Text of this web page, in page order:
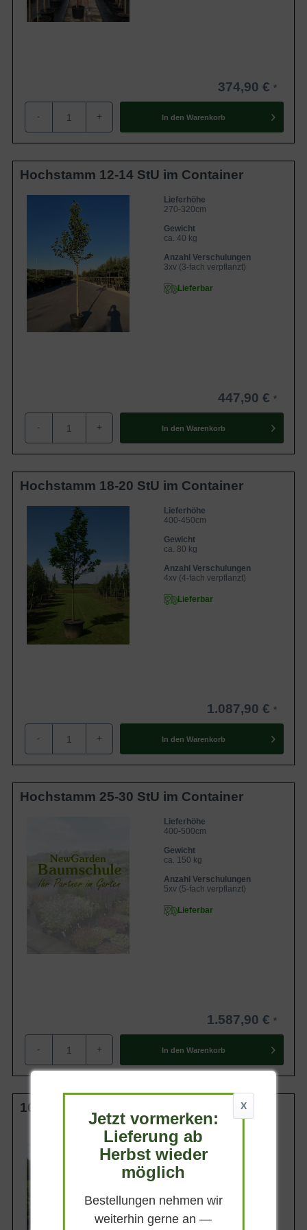
374,90 €
- + In den Warenkorb
Hochstamm 12-14 StU im Container
Lieferhöhe
270-320cm
Gewicht
ca. 40 kg
Anzahl Verschulungen
3xv (3-fach verpflanzt)
Lieferbar
447,90 €
- + In den Warenkorb
Hochstamm 18-20 StU im Container
Lieferhöhe
400-450cm
Gewicht
ca. 80 kg
Anzahl Verschulungen
4xv (4-fach verpflanzt)
Lieferbar
1.087,90 €
- + In den Warenkorb
Hochstamm 25-30 StU im Container
Lieferhöhe
400-500cm
Gewicht
ca. 150 kg
Anzahl Verschulungen
5xv (5-fach verpflanzt)
Lieferbar
1.587,90 €
- + In den Warenkorb
100 cm Stamm C20
Kronengröße
30-40 cm
Belaubung
Sommergrün
Dunkelgrün
Standort
X
Jetzt vormerken:
Lieferung ab
Herbst wieder
möglich
Bestellungen nehmen wir
weiterhin gerne an —